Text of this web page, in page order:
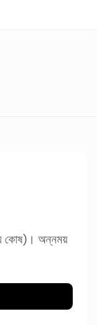
কোষ)। অন্নময়